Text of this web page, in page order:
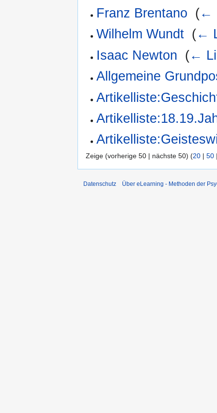
Franz Brentano (←
Wilhelm Wundt (←
Isaac Newton (←
Allgemeine
Zeige (vorherige 50 | nächste 50) (20 | 50
Datenschutz Über eLearning - Methoden der